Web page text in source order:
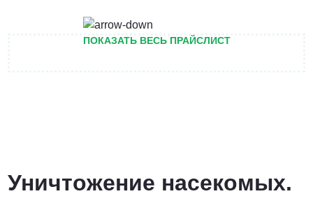
ПОКАЗАТЬ ВЕСЬ ПРАЙСЛИСТ
Уничтожение насекомых.